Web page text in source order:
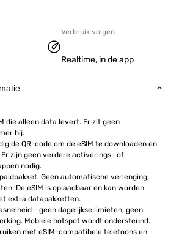
Verbruik volgen
Realtime, in de app
die alleen data levert. Er zit geen
bij.
de QR-code om de eSIM te downloaden en
zijn geen verdere activerings- of
nodig.
Geen automatische verlenging,
De eSIM is oplaadbaar en kan worden
extra datapakketten.
- geen dagelijkse limieten, geen
Mobiele hotspot wordt ondersteund.
met eSIM-compatibele telefoons en